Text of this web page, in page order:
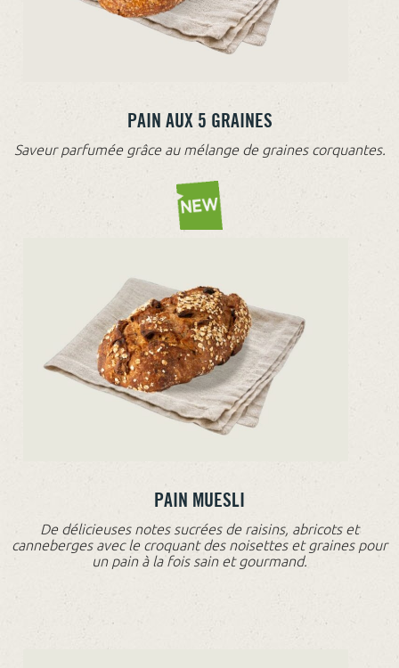
PAIN AUX 5 GRAINES
Saveur parfumée grâce au mélange de graines corquantes.
PAIN MUESLI
De délicieuses notes sucrées de raisins, abricots et
canneberges avec le croquant des noisettes et graines pour
un pain à la fois sain et gourmand.